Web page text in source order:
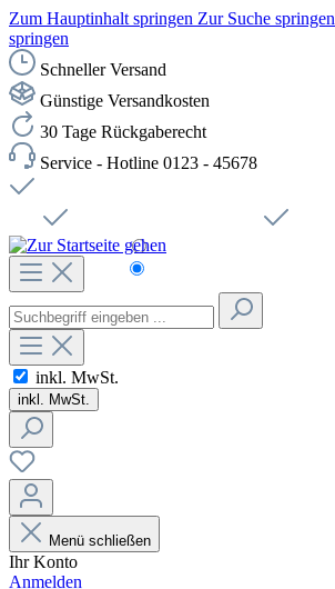
Zum Hauptinhalt springen Zur Suche springen
springen
Schneller Versand
Günstige Versandkosten
30 Tage Rückgaberecht
Service - Hotline 0123 - 45678
Čeština
inkl. MwSt.
inkl. MwSt.
Menü schließen
Ihr Konto
Anmelden